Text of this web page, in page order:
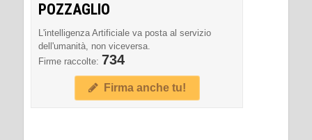
POZZAGLIO
L'intelligenza Artificiale va posta al servizio
dell'umanità, non viceversa.
Firme raccolte: 734
Firma anche tu!